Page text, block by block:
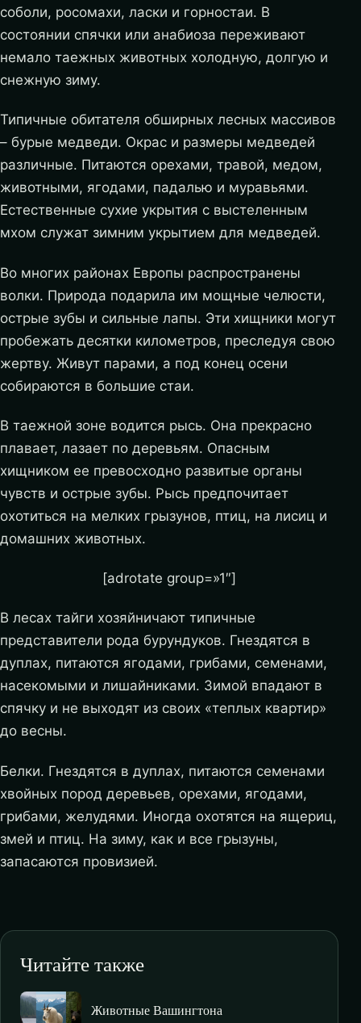
соболи, росомахи, ласки и горностаи. В
состоянии спячки или анабиоза переживают
немало таежных животных холодную, долгую и
снежную зиму.
Типичные обитателя обширных лесных массивов
– бурые медведи. Окрас и размеры медведей
различные. Питаются орехами, травой, медом,
животными, ягодами, падалью и муравьями.
Естественные сухие укрытия с выстеленным
мхом служат зимним укрытием для медведей.
Во многих районах Европы распространены
волки. Природа подарила им мощные челюсти,
острые зубы и сильные лапы. Эти хищники могут
пробежать десятки километров, преследуя свою
жертву. Живут парами, а под конец осени
собираются в большие стаи.
В таежной зоне водится рысь. Она прекрасно
плавает, лазает по деревьям. Опасным
хищником ее превосходно развитые органы
чувств и острые зубы. Рысь предпочитает
охотиться на мелких грызунов, птиц, на лисиц и
домашних животных.
[adrotate group=»1″]
В лесах тайги хозяйничают типичные
представители рода бурундуков. Гнездятся в
дуплах, питаются ягодами, грибами, семенами,
насекомыми и лишайниками. Зимой впадают в
спячку и не выходят из своих «теплых квартир»
до весны.
Белки. Гнездятся в дуплах, питаются семенами
хвойных пород деревьев, орехами, ягодами,
грибами, желудями. Иногда охотятся на ящериц,
змей и птиц. На зиму, как и все грызуны,
запасаются провизией.
Читайте также
Животные Вашингтона